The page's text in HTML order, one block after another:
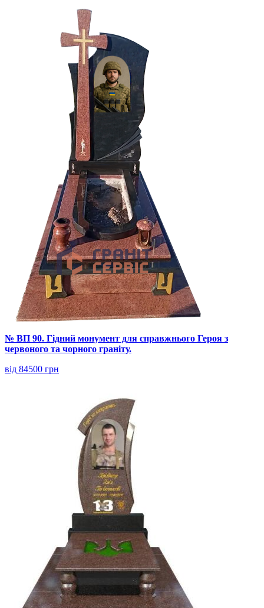
№ ВП 90. Гідний монумент для справжнього Героя з
червоного та чорного граніту.
від 84500 грн